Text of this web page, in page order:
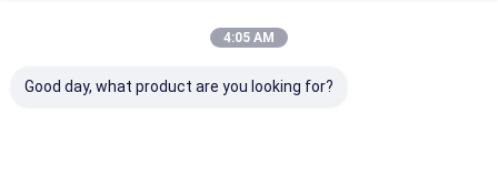
4:05 AM
Good day, what product are you looking for?